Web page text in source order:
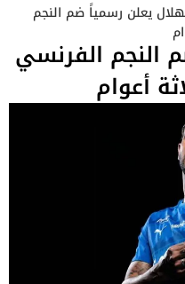
يعلن رسمياً ضم النجم
النجم الفرنسي
أعوام